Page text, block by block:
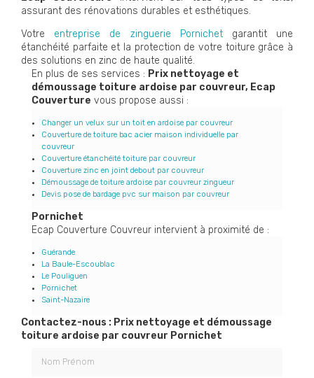
assurant des rénovations durables et esthétiques.
Votre entreprise de zinguerie Pornichetgarantit une
étanchéité parfaite et la protection de votre toiture grâce à
des solutions en zinc de haute qualité.
En plus de ses services : Prix nettoyage et
démoussage toiture ardoise par couvreur, Ecap
Couverture vous propose aussi :
Changer un velux sur un toit en ardoise par couvreur
Couverture de toiture bac acier maison individuelle par
couvreur
Couverture étanchéité toiture par couvreur
Couverture zinc en joint debout par couvreur
Démoussage de toiture ardoise par couvreur zingueur
Devis pose de bardage pvc sur maison par couvreur
Pornichet
Ecap Couverture Couvreur intervient à proximité de :
Guérande
La Baule-Escoublac
Le Pouliguen
Pornichet
Saint-Nazaire
Contactez-nous : Prix nettoyage et démoussage
toiture ardoise par couvreur Pornichet